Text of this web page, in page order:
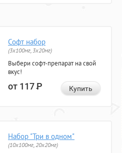
Софт набор
(3x100мг, 3x20мг)
Выбери софт-препарат на свой
вкус!
от 117Р Купить
Набор "Три в одном"
(10x100мг, 20x20мг)